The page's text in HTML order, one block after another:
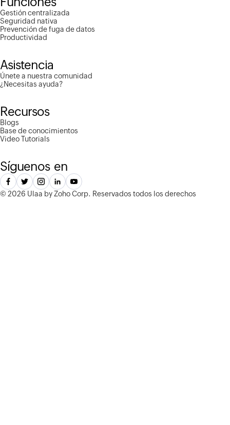
Gestión centralizada
Seguridad nativa
Prevención de fuga de datos
Productividad
Asistencia
Únete a nuestra comunidad
¿Necesitas ayuda?
Recursos
Blogs
Base de conocimientos
Video Tutorials
Síguenos en
© 2026 Ulaa by Zoho Corp. Reservados todos los derechos